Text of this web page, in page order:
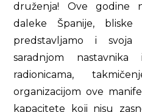
druženja! Ove godine
daleke Španije,
predstavljamo i svoja
saradnjom
radionicama,
organizacijom ove
kapacitete koji nisu